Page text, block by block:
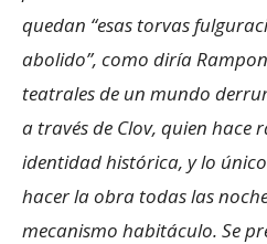
quedan “esas torvas
abolido”, como diría
teatrales de un mundo
a través de Clov, quien hace
identidad histórica, y lo
hacer la obra todas las
mecanismo habitáculo. Se